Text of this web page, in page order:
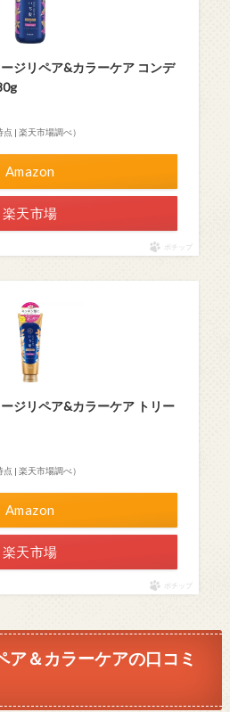
ジリペア&カラーケア コンデ
| 楽天市場調べ）
Amazon
楽天市場
ポチップ
ジリペア&カラーケア トリー
| 楽天市場調べ）
Amazon
楽天市場
ポチップ
ア＆カラーケアの口コミ